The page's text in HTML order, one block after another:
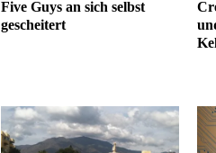
Five Guys an sich selbst
gescheitert